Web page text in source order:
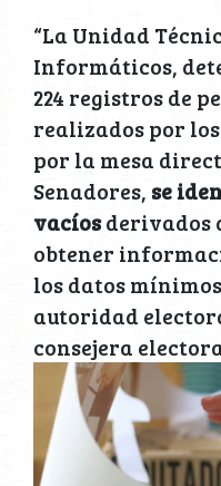
“La Unidad
Informáticos,
224 registros de
realizados por
por la mesa
Senadores, se
vacíosderivados
obtener
los datos
autoridad
consejera